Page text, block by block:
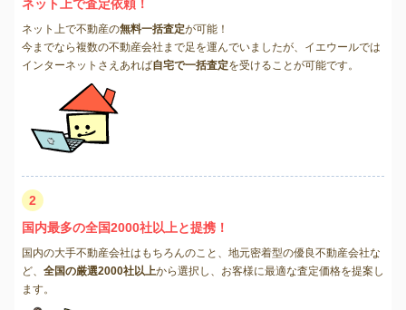
ネット上で査定依頼！
ネット上で不動産の無料一括査定が可能！
今までなら複数の不動産会社まで足を運んでいましたが、イエウールでは
インターネットさえあれば自宅で一括査定を受けることが可能です。
2
国内最多の全国2000社以上と提携！
国内の大手不動産会社はもちろんのこと、地元密着型の優良不動産会社な
ど、 全国の厳選2000社以上から選択し、お客様に最適な査定価格を提案し
ます。